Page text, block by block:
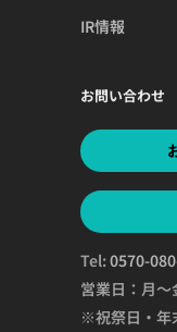
IR情報
お問い合わせ
Tel:0570-
営業日：月～
※祝祭日・年